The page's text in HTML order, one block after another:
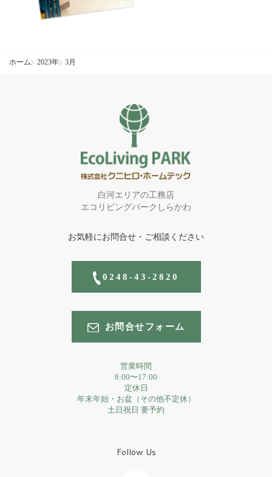
ホーム 2023年 3月
白河エリアの工務店
エコリビングパークしらかわ
お気軽にお問合せ・ご相談ください
0248-43-2820
お問合せフォーム
営業時間
8:00〜17:00
定休日
年末年始・お盆（その他不定休）
土日祝日 要予約
Follow Us